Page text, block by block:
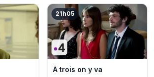
21h05
A trois on y va